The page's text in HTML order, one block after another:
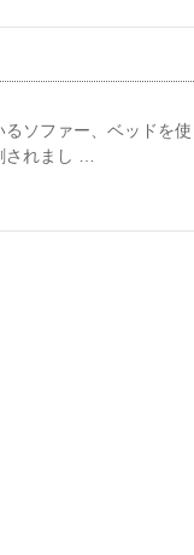
ソファー、ベッドを
されまし …